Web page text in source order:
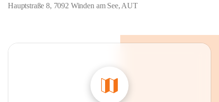
Hauptstraße 8, 7092 Winden am See, AUT